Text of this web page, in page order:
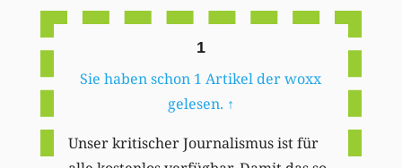
1
Sie haben schon 1 Artikel der woxx
gelesen. ↑
Unser kritischer Journalismus ist für